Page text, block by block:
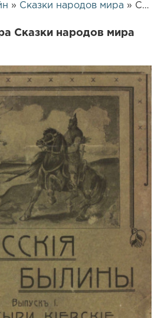
» Сказки народов мира » Страница 5
Сказки народов мира